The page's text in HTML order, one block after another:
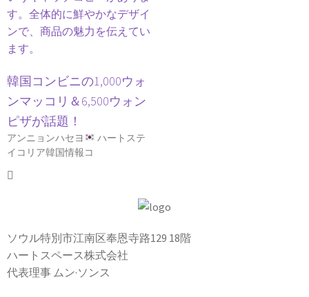
韓国コンビニの1,000ウォ
ンマッコリ＆6,500ウォン
ピザが話題！
アンニョンハセヨ
ハートステ
イコリア韓国情報コ
ソウル特別市江南区奉恩寺路129 18階
ハートスペース株式会社
代表理事 ムン·ソンス